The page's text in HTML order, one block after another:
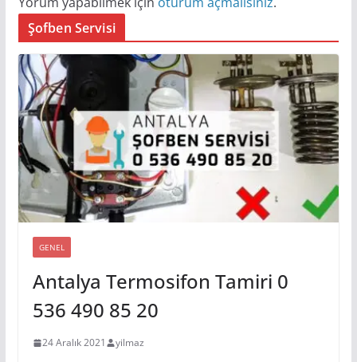
Şofben Servisi
GENEL
Antalya Termosifon Tamiri 0
536 490 85 20
24 Aralık 2021 yilmaz